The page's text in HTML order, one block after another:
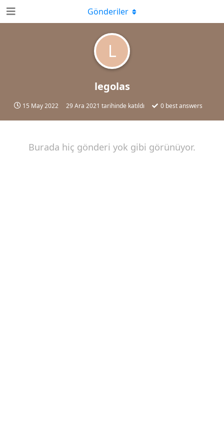
L
legolas
15 May 2022 29 Ara 2021 tarihinde katıldı 0 best answers
Gönderiler
Burada hiç gönderi yok gibi görünüyor.